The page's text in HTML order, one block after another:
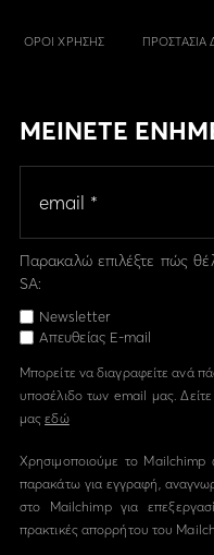
ΟΡΟΙ ΧΡΗΣΗΣ
ΜΕΙΝΕΤΕ
Παρακαλώ επιλέξτε πώς
SA:
Newsletter
Απευθείας E-mail
Μπορείτε να διαγραφείτε ανά
υποσέλιδο των email μας.
μαςεδώ
Χρησιμοποιούμε το Mailchimp
παρακάτω για εγγραφή,
στο Mailchimp για
πρακτικές απορρήτου του